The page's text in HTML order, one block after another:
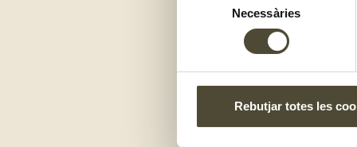
consentiment
Necessàries
Rebutjar totes les
Com saber
fixa’t en les fulles, si
Un altre truc és la
també és molt